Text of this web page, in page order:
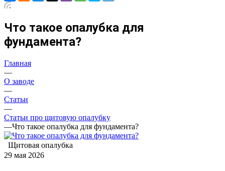
Что такое опалубка для
фундамента?
Главная
—
О заводе
—
Статьи
—
Статьи про щитовую опалубку
—Что такое опалубка для фундамента?
Щитовая опалубка
29 мая 2026